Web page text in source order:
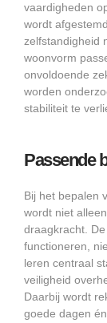
vaardigheden
wordt
zelfstandigheid
woonvorm
onvoldoende
worden
stabiliteit te
Passende
Bij het bepalen
wordt niet
draagkracht.
functioneren,
leren centraal
veiligheid
Daarbij wordt
goede dagen